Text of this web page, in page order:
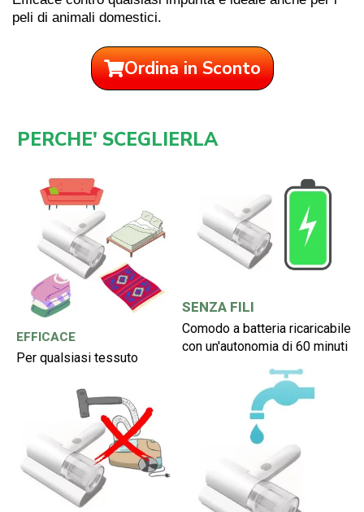
peli di animali domestici.
Ordina in Sconto
PERCHE' SCEGLIERLA
EFFICACE
Per qualsiasi tessuto
SENZA FILI
Comodo a batteria ricaricabile
con un'autonomia di 60 minuti